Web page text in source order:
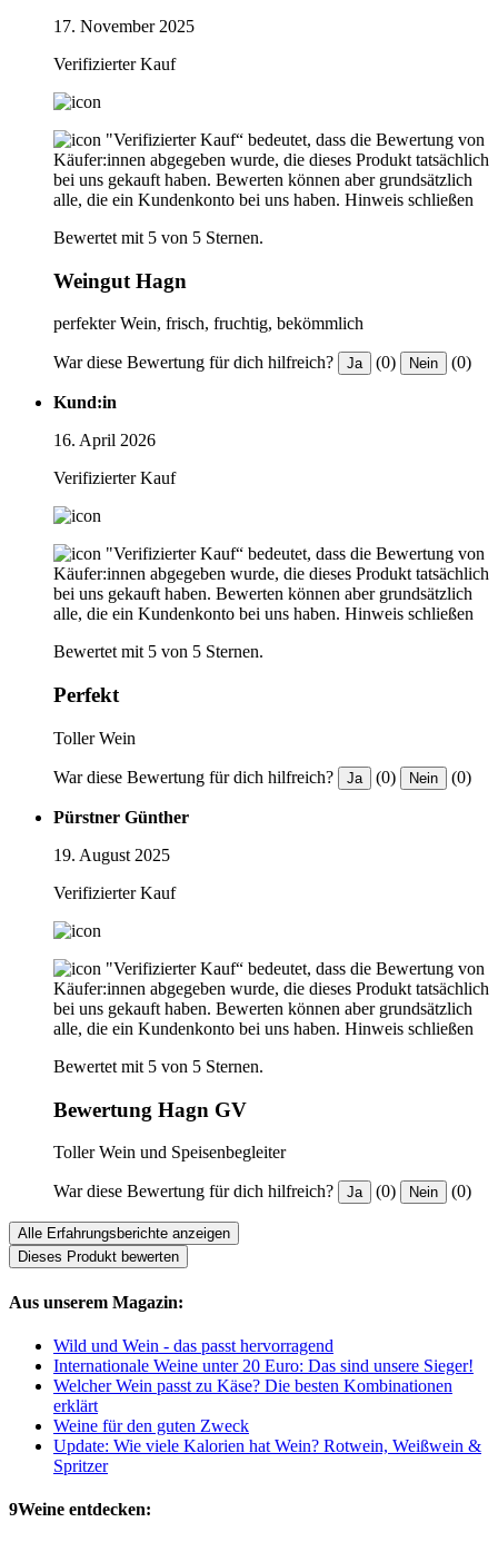
17. November 2025
Verifizierter Kauf
"Verifizierter Kauf“ bedeutet, dass die Bewertung von
Käufer:innen abgegeben wurde, die dieses Produkt tatsächlich
bei uns gekauft haben. Bewerten können aber grundsätzlich
alle, die ein Kundenkonto bei uns haben. Hinweis schließen
Bewertet mit 5 von 5 Sternen.
Weingut Hagn
perfekter Wein, frisch, fruchtig, bekömmlich
War diese Bewertung für dich hilfreich? Ja (0) Nein (0)
Kund:in
16. April 2026
Verifizierter Kauf
"Verifizierter Kauf“ bedeutet, dass die Bewertung von
Käufer:innen abgegeben wurde, die dieses Produkt tatsächlich
bei uns gekauft haben. Bewerten können aber grundsätzlich
alle, die ein Kundenkonto bei uns haben. Hinweis schließen
Bewertet mit 5 von 5 Sternen.
Perfekt
Toller Wein
War diese Bewertung für dich hilfreich? Ja (0) Nein (0)
Pürstner Günther
19. August 2025
Verifizierter Kauf
"Verifizierter Kauf“ bedeutet, dass die Bewertung von
Käufer:innen abgegeben wurde, die dieses Produkt tatsächlich
bei uns gekauft haben. Bewerten können aber grundsätzlich
alle, die ein Kundenkonto bei uns haben. Hinweis schließen
Bewertet mit 5 von 5 Sternen.
Bewertung Hagn GV
Toller Wein und Speisenbegleiter
War diese Bewertung für dich hilfreich? Ja (0) Nein (0)
Alle Erfahrungsberichte anzeigen
Dieses Produkt bewerten
Aus unserem Magazin:
Wild und Wein - das passt hervorragend
Internationale Weine unter 20 Euro: Das sind unsere Sieger!
Welcher Wein passt zu Käse? Die besten Kombinationen
erklärt
Weine für den guten Zweck
Update: Wie viele Kalorien hat Wein? Rotwein, Weißwein &
Spritzer
9Weine entdecken: